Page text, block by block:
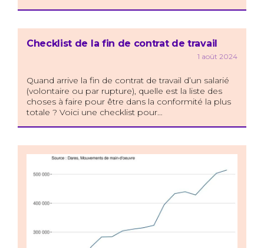
Checklist de la fin de contrat de travail
1 août 2024
Quand arrive la fin de contrat de travail d’un salarié
(volontaire ou par rupture), quelle est la liste des
choses à faire pour être dans la conformité la plus
totale ? Voici une checklist pour…